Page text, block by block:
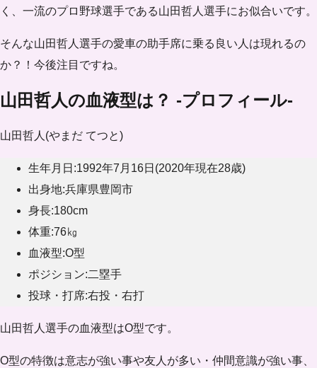
く、一流のプロ野球選手である山田哲人選手にお似合いです。
そんな山田哲人選手の愛車の助手席に乗る良い人は現れるの
か？！今後注目ですね。
山田哲人の血液型は？ -プロフィール-
山田哲人(やまだ てつと)
生年月日:1992年7月16日(2020年現在28歳)
出身地:兵庫県豊岡市
身長:180cm
体重:76㎏
血液型:O型
ポジション:二塁手
投球・打席:右投・右打
山田哲人選手の血液型はO型です。
O型の特徴は意志が強い事や友人が多い・仲間意識が強い事、